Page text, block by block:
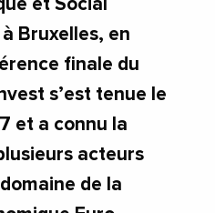
et Social
à Bruxelles, en
finale du
s’est tenue le
et a connu la
acteurs
de la